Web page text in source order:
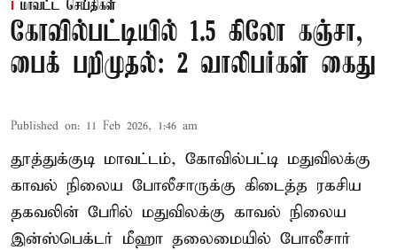
மாவட்ட செய்திகள்
கோவில்பட்டியில் 1.5 கிலோ கஞ்சா,
பைக் பறிமுதல்: 2 வாலிபர்கள் கைது
Published on: 11 Feb 2026, 1:46 am
தூத்துக்குடி மாவட்டம், கோவில்பட்டி மதுவிலக்கு
காவல் நிலைய போலீசாருக்கு கிடைத்த ரகசிய
தகவலின் பேரில் மதுவிலக்கு காவல் நிலைய
இன்ஸ்பெக்டர் மீஹா தலைமையில் போலீசார்